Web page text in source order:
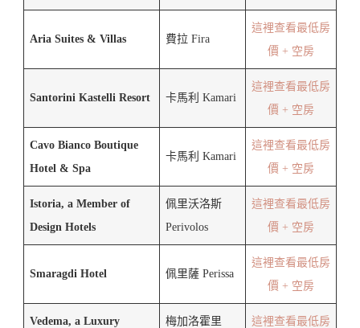
Aria Suites & Villas 費拉 Fira
這裡查看最低房
價 + 空房
Santorini Kastelli Resort 卡馬利 Kamari
這裡查看最低房
價 + 空房
Cavo Bianco Boutique
Hotel & Spa
卡馬利 Kamari
這裡查看最低房
價 + 空房
Istoria, a Member of
Design Hotels
佩里沃洛斯
Perivolos
這裡查看最低房
價 + 空房
Smaragdi Hotel 佩里薩 Perissa
這裡查看最低房
價 + 空房
Vedema, a Luxury 梅加洛霍里 這裡查看最低房